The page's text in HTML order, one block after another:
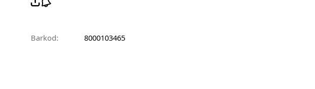
Barkod: 8000103465